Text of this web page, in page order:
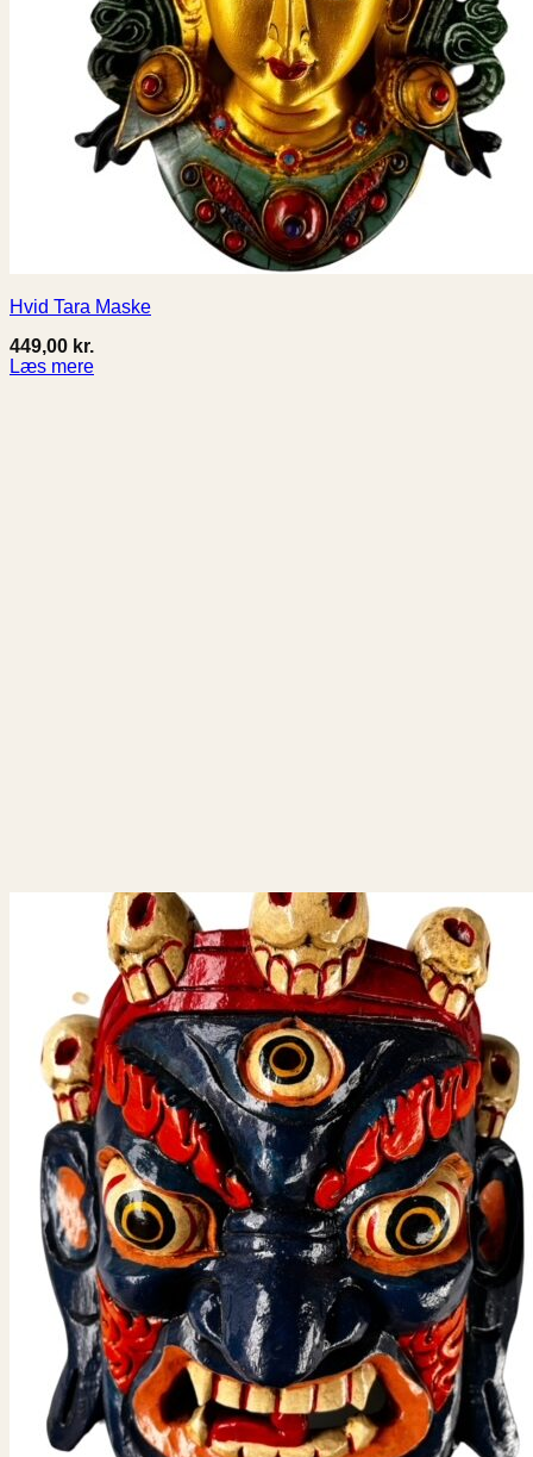
Hvid Tara Maske
449,00 kr.
Læs mere